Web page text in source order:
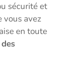
sécurité et
vous avez
en toute